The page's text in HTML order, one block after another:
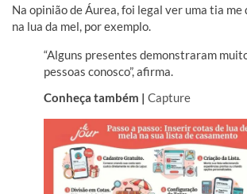
Na opinião de Áurea, foi legal ver uma tia me
na lua da mel, por exemplo.
“Alguns presentes demonstraram
pessoas conosco”, afirma.
Conheça também | Capture